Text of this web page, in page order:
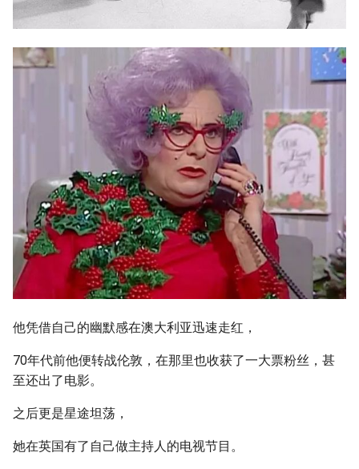
他凭借自己的幽默感在澳大利亚迅速走红，
70年代前他便转战伦敦，在那里也收获了一大票粉丝，甚
至还出了电影。
之后更是星途坦荡，
她在英国有了自己做主持人的电视节目。